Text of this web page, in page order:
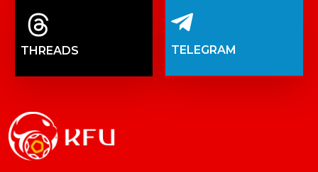
THREADS TELEGRAM